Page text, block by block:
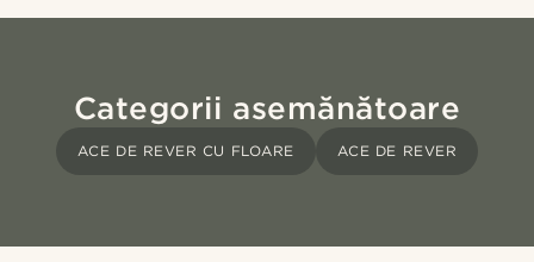
Categorii asemănătoare
ACE DE REVER CU FLOARE ACE DE REVER